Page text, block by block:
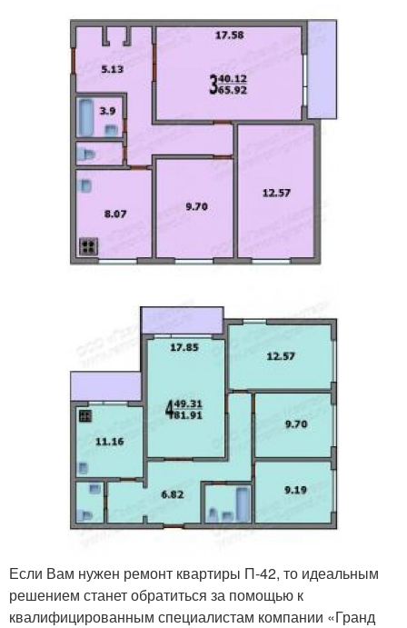
Если Вам нужен ремонт квартиры П-42, то идеальным
решением станет обратиться за помощью к
квалифицированным специалистам компании «Гранд